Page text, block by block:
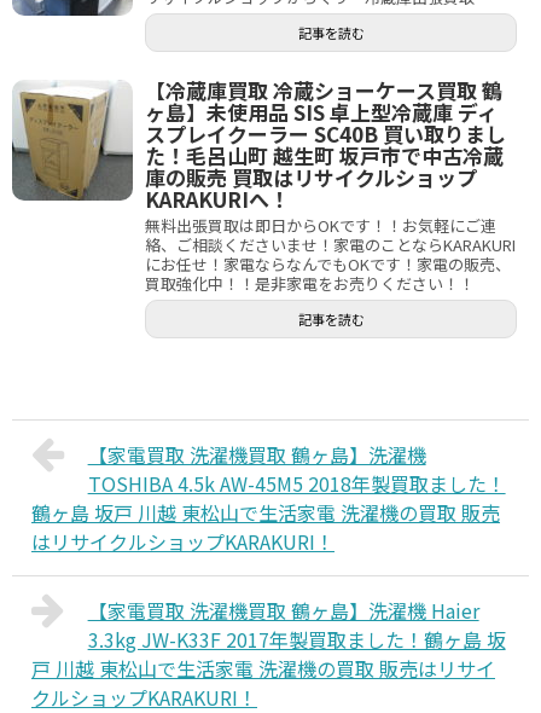
記事を読む
【冷蔵庫買取 冷蔵ショーケース買取 鶴
ヶ島】未使用品 SIS 卓上型冷蔵庫 ディ
スプレイクーラー SC40B 買い取りまし
た！毛呂山町 越生町 坂戸市で中古冷蔵
庫の販売 買取はリサイクルショップ
KARAKURIへ！
無料出張買取は即日からOKです！！お気軽にご連
絡、ご相談くださいませ！家電のことならKARAKURI
にお任せ！家電ならなんでもOKです！家電の販売、
買取強化中！！是非家電をお売りください！！
記事を読む
【家電買取 洗濯機買取 鶴ヶ島】洗濯機
TOSHIBA 4.5k AW-45M5 2018年製買取ました！
鶴ヶ島 坂戸 川越 東松山で生活家電 洗濯機の買取 販売
はリサイクルショップKARAKURI！
【家電買取 洗濯機買取 鶴ヶ島】洗濯機 Haier
3.3kg JW-K33F 2017年製買取ました！鶴ヶ島 坂
戸 川越 東松山で生活家電 洗濯機の買取 販売はリサイ
クルショップKARAKURI！